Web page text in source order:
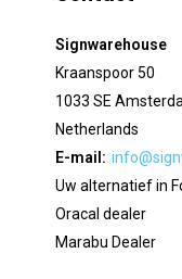
Signwarehouse
Kraanspoor 50
1033 SE
Netherlands
E-mail:
Uw alternatief in
Oracal dealer
Marabu Dealer